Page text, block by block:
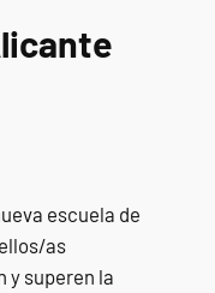
escuela de
as
y superen la